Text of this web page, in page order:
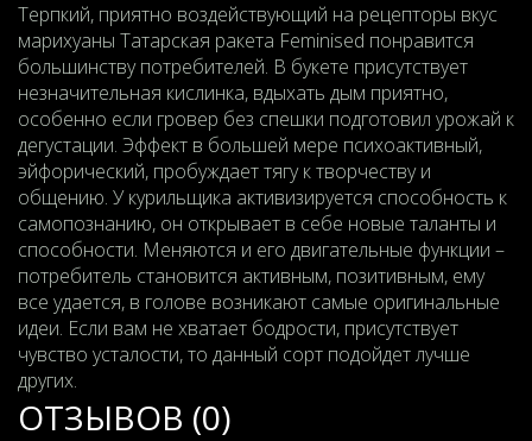
Терпкий, приятно воздействующий на рецепторы вкус
марихуаны Татарская ракета Feminised понравится
большинству потребителей. В букете присутствует
незначительная кислинка, вдыхать дым приятно,
особенно если гровер без спешки подготовил урожай к
дегустации. Эффект в большей мере психоактивный,
эйфорический, пробуждает тягу к творчеству и
общению. У курильщика активизируется способность к
самопознанию, он открывает в себе новые таланты и
способности. Меняются и его двигательные функции –
потребитель становится активным, позитивным, ему
все удается, в голове возникают самые оригинальные
идеи. Если вам не хватает бодрости, присутствует
чувство усталости, то данный сорт подойдет лучше
других.
ОТЗЫВОВ (0)